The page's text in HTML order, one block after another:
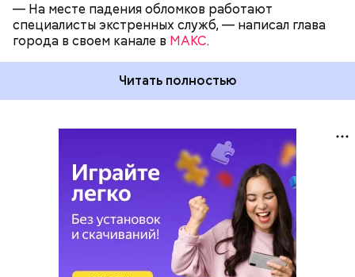
— На месте падения обломков работают
специалисты экстренных служб, — написал глава
города в своем канале в МАКС.
Читать полностью